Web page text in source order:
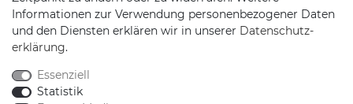
Informationen zur Verwendung personenbezogener Daten
und den Diensten erklären wir in unserer Daten­schutz­
erklärung.
Essenziell
Statistik